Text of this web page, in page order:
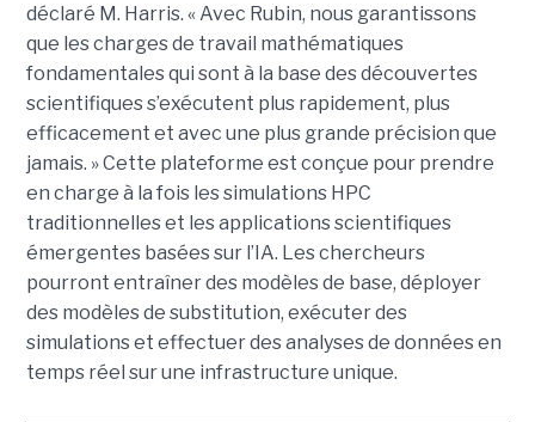
déclaré M. Harris. « Avec Rubin, nous garantissons
que les charges de travail mathématiques
fondamentales qui sont à la base des découvertes
scientifiques s’exécutent plus rapidement, plus
efficacement et avec une plus grande précision que
jamais. »Cette plateforme est conçue pour prendre
en charge à la fois les simulations HPC
traditionnelles et les applications scientifiques
émergentes basées sur l’IA. Les chercheurs
pourront entraîner des modèles de base, déployer
des modèles de substitution, exécuter des
simulations et effectuer des analyses de données en
temps réel sur une infrastructure unique.